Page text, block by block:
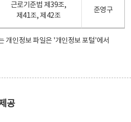
근로기준법 제39조,
제41조, 제42조
준영구
개인정보 파일은 '개인정보 포털'에서
공